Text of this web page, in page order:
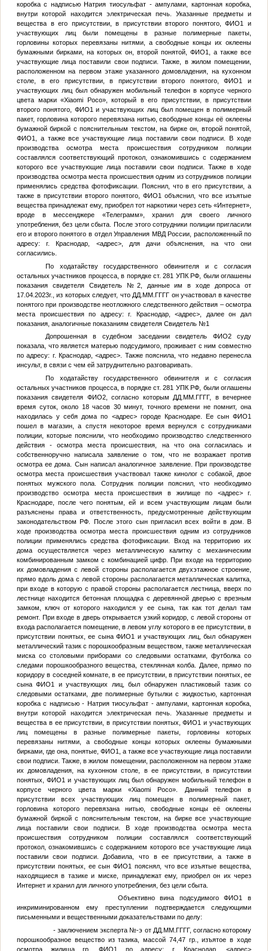
коробка с надписью Натрия тиосульфат - ампулами, картонная коробка,
внутри которой находится электрическая печь. Указанные предметы и
вещества в его присутствии, в присутствии второго понятого,ФИО1
и
участвующих лиц были помещены в разные полимерные пакеты,
горловины которых перевязаны нитями, а свободные концы их оклеены
бумажными бирками, на которых он, второй понятой,ФИО1
, а также все
участвующие лица поставили свои подписи. Также, в жилом помещении,
расположенном на первом этаже указанного домовладения, на кухонном
столе, в его присутствии, в присутствии второго понятого,ФИО1
и
участвующих лиц был обнаружен мобильный телефон в корпусе черного
цвета марки «Xiaomi Poco», который в его присутствии, в присутствии
второго понятого, ФИО1 и участвующих лиц был помещен в полимерный
пакет, горловина которого перевязана нитью, свободные концы её оклеены
бумажной биркой с пояснительным текстом, на бирке он, второй понятой,
ФИО1
, а также все участвующие лица поставили свои подписи. В ходе
производства осмотра места происшествия сотрудником полиции
составлялся соответствующий протокол, ознакомившись с содержанием
которого все участвующие лица поставили свои подписи. Также в ходе
производства осмотра места происшествия одним из сотрудников полиции
применялись средства фотофиксации. Пояснил, что в его присутствии, а
также в присутствии второго понятого,ФИО1 объяснил, что все изъятые
вещества принадлежат ему, приобрел тот наркотики через сеть «Интернет»,
вроде в мессенджере «Телеграмм», хранил для своего личного
употребления, без цели сбыта. После этого сотрудники полиции пригласили
его и второго понятого в отдел Управления МВД России, расположенный по
адресу: г. Краснодар, <адрес>, для дачи объяснения, на что они
согласились.
По ходатайству государственного обвинителя и с согласия
остальных участников процесса, в порядке ст. 281 УПК РФ, были оглашены
показания свидетеля Свидетель №2, данные им в ходе допроса от
17.04.2023г., из которых следует, что ДД.ММ.ГГГГ он участвовал в качестве
понятого при производстве неотложного следственного действия – осмотра
места происшествия по адресу: г. Краснодар,<адрес> , далее он дал
показания, аналогичные показаниям свидетеля Свидетель №1
Допрошенная в судебном заседании свидетель ФИО2суду
показала, что является матерью подсудимого, проживает с ним совместно
по адресу: г. Краснодар,<адрес> . Также пояснила, что недавно перенесла
инсульт, в связи с чем ей затруднительно разговаривать.
По ходатайству государственного обвинителя и с согласия
остальных участников процесса, в порядке ст. 281 УПК РФ, были оглашены
показания свидетеля ФИО2, согласно которым ДД.ММ.ГГГГ, в вечернее
время суток, около 18 часов 30 минут, точного времени не помнит, она
находилась у себя дома по <адрес>городе Краснодаре. Ее сынФИО1
пошел в магазин, а спустя некоторое время вернулся с сотрудниками
полиции, которые пояснили, что необходимо производство следственного
действия - осмотра места происшествия, на что она согласилась и
собственноручно написала заявление о том, что не возражает против
осмотра ее дома. Сын написал аналогичное заявление. При производстве
осмотра места происшествия участвовал также кинолог с собакой, двое
понятых мужского пола. Сотрудник полиции пояснил, что необходимо
производство осмотра места происшествия в жилище по <адрес>г.
Краснодаре, после чего понятым, ей и всем участвующим лицам были
разъяснены права и ответственность, предусмотренные действующим
законодательством РФ. После этого сын пригласил всех войти в дом. В
ходе производства осмотра места происшествия одним из сотрудников
полиции применялись средства фотофиксации. Вход на территорию их
дома осуществляется через металлическую калитку с механическим
комбинированным замком с комбинацией цифр. При входе на территорию
их домовладения с левой стороны располагается двухэтажное строение,
прямо вдоль дома с левой стороны располагается металлическая калитка,
при входе в которую с правой стороны располагается лестница, вверх по
лестнице находится бетонная площадка с деревянной дверью с врезным
замком, ключ от которого находился у ее сына, так как тот делал там
ремонт. При входе в дверь открывается узкий коридор, с левой стороны от
входа располагается помещение, в левом углу которого в ее присутствии, в
присутствии понятых, ее сынаФИО1 и участвующих лиц, был обнаружен
металлический тазик с порошкообразным веществом, также металлическая
миска со столовыми приборами со следовыми остатками, футболка со
следами порошкообразного вещества, стеклянная колба. Далее, прямо по
коридору в соседней комнате, в ее присутствии, в присутствии понятых, ее
сынаФИО1
и участвующих лиц, был обнаружен пластиковый тазик со
следовыми остатками, две полимерные бутылки с жидкостью, картонная
коробка с надписью - Натрия тиосульфат - ампулами, картонная коробка,
внутри которой находится электрическая печь. Указанные предметы и
вещества в ее присутствии, в присутствии понятых,ФИО1 и участвующих
лиц помещены в разные полимерные пакеты, горловины которых
перевязаны нитями, а свободные концы которых оклеены бумажными
бирками, где она, понятые, ФИО1
, а также все участвующие лица поставили
свои подписи. Также, в жилом помещении, расположенном на первом этаже
их домовладения, на кухонном столе, в ее присутствии, в присутствии
понятых,ФИО1 и участвующих лиц был обнаружен мобильный телефон в
корпусе черного цвета марки «Xiaomi Poco». Данный телефон в
присутствии всех участвующих лиц помещен в полимерный пакет,
горловина которого перевязана нитью, свободные концы её оклеены
бумажной биркой с пояснительным текстом, на бирке все участвующие
лица поставили свои подписи. В ходе производства осмотра места
происшествия сотрудником полиции составлялся соответствующий
протокол, ознакомившись с содержанием которого все участвующие лица
поставили свои подписи. Добавила, что в ее присутствии, а также в
присутствии понятых, ее сынФИО1 пояснял, что все изъятые вещества,
находящиеся в тазике и миске, принадлежат ему, приобрел он их через
Интернет и хранил для личного употребления, без цели сбыта.
Объективно вина подсудимогоФИО1 в
инкриминированном ему преступлении подтверждается следующими
письменными и вещественными доказательствами по делу:
- заключением эксперта №-э от ДД.ММ.ГГГГ, согласно которому
порошкообразное вещество из тазика, массой 74,47 гр., изъятое в ходе
осмотра жилища гр. ФИО1 по адресу: г. Краснодар,<адрес>